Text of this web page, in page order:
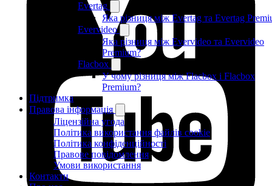
Evertag
Яка різниця між Evertag та Evertag
Evervideo
Яка різниця між Evervideo та Evervideo
Premium?
Flacbox
У чому різниця між Flacbox і Flacbox
Premium?
Підтримка
Правова інформація
Ліцензійна угода
Політика використання файлів cookie
Політика конфіденційності
Правове повідомлення
Умови використання
Контакти